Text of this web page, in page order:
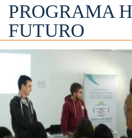
PROGRAMA
FUTURO